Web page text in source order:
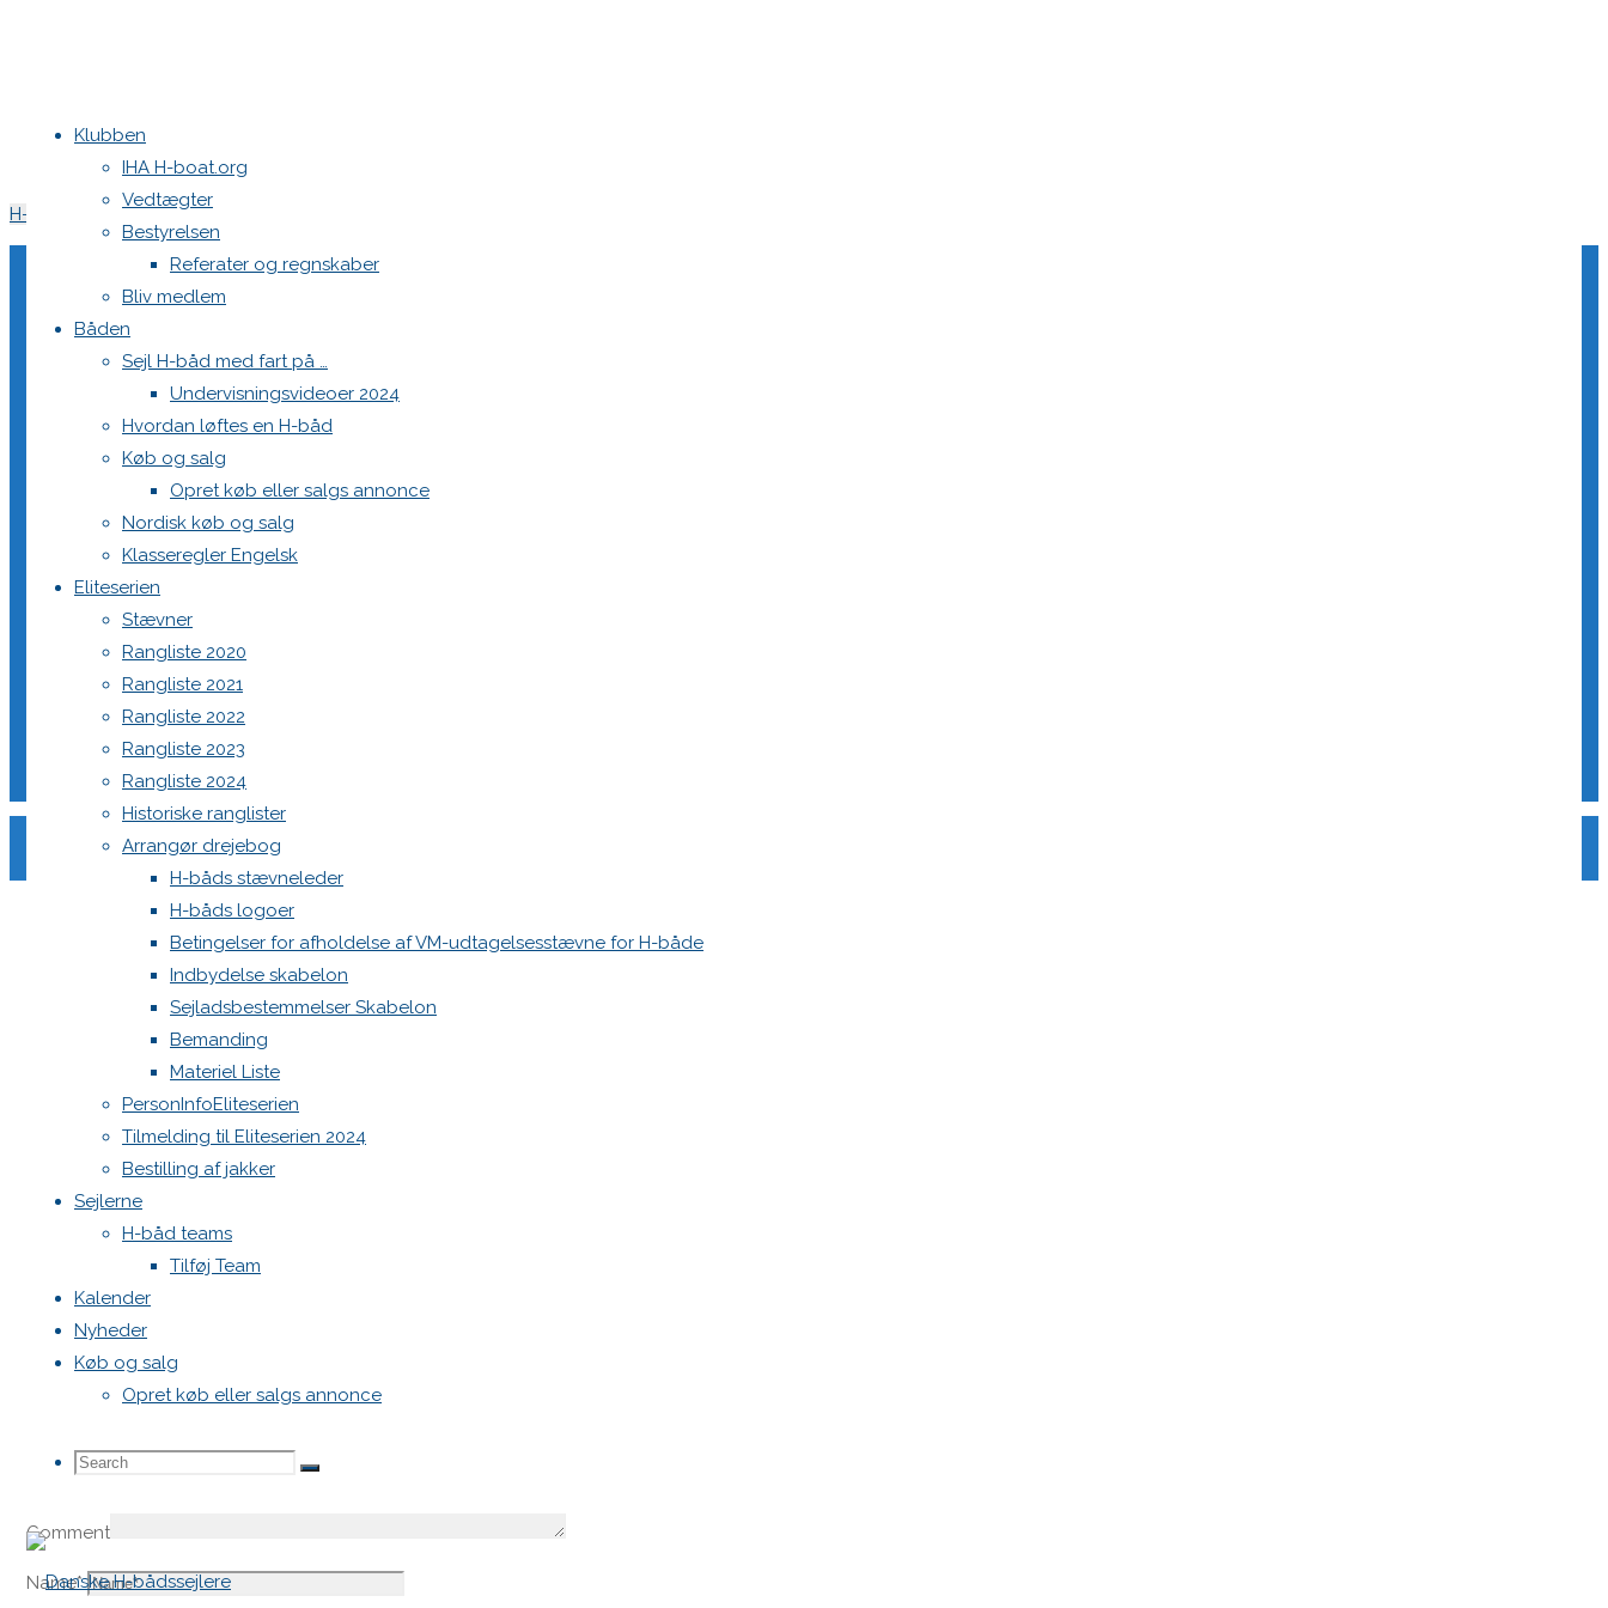
Klubben
IHA H-boat.org
Vedtægter
Bestyrelsen
Referater og regnskaber
Bliv medlem
Båden
Sejl H-båd med fart på …
Undervisningsvideoer 2024
Hvordan løftes en H-båd
Køb og salg
Opret køb eller salgs annonce
Nordisk køb og salg
Klasseregler Engelsk
Eliteserien
Stævner
Rangliste 2020
Rangliste 2021
Rangliste 2022
Rangliste 2023
Rangliste 2024
Historiske ranglister
Arrangør drejebog
H-båds stævneleder
H-båds logoer
Betingelser for afholdelse af VM-udtagelsesstævne for H-både
Indbydelse skabelon
Sejladsbestemmelser Skabelon
Bemanding
Materiel Liste
PersonInfoEliteserien
Tilmelding til Eliteserien 2024
Bestilling af jakker
Sejlerne
H-båd teams
Tilføj Team
Kalender
Nyheder
Køb og salg
Opret køb eller salgs annonce
Search
Search
Search
Home
Køb og salg Sejl i overskud
H-Båd sælges-klar til sommerferien og nye eventyr på vandet?
Sejl i overskud
10. maj 202610. maj 2026 Køb og salg
Fok fra 1999, WB Sails (finsk) – knitrer stadig
Fok og storsejl fra 2009, Sail Solutions
Spiler, hvid. Elvstrøm. Præcis alder kendes ikke, men er stemplet med VM i 2016. Slidt, men står pænt, knitrer stadig noget.
Giv et bud, hvis du er interesseret. Jeg vil gerne af med dem.
Claus Brandt
cbxx58@gmail.com
2 Comments
Hvad koster storsejlet?
Hans Møller
16. maj 2026 at 20:413 måneder ago
Hejsa… sælger du kun samlet?
Thomas Veile
24. juni 2026 at 12:382 måneder ago
Reply
Skriv et svar
Din e-mailadresse vil ikke blive publiceret.
Comment
Name*